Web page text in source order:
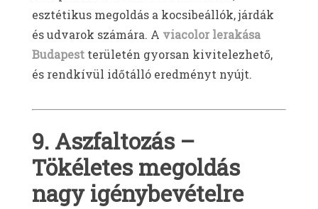
esztétikus megoldás a kocsibeállók, járdák
és udvarok számára. A viacolor lerakása
Budapest területén gyorsan kivitelezhető,
és rendkívül időtálló eredményt nyújt.
9. Aszfaltozás –
Tökéletes megoldás
nagy igénybevételre